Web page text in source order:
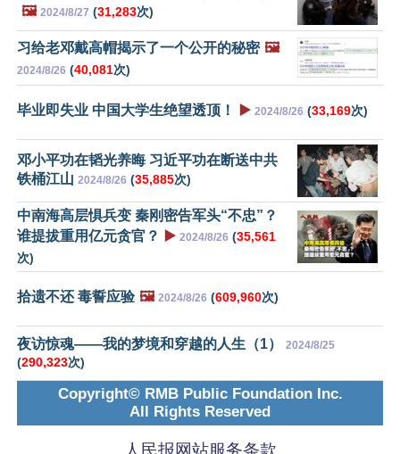
🖼️ 2024/8/27 (31,283次)
习给老邓戴高帽揭示了一个公开的秘密 🖼️
2024/8/26 (40,081次)
毕业即失业 中国大学生绝望透顶！ ▶️ 2024/8/26 (33,169次)
邓小平功在韬光养晦 习近平功在断送中共
铁桶江山 2024/8/26 (35,885次)
中南海高层惧兵变 秦刚密告军头“不忠”？
谁提拔重用亿元贪官？
▶️ 2024/8/26 (35,561
次)
拾遗不还 毒誓应验 🖼️ 2024/8/26 (609,960次)
夜访惊魂——我的梦境和穿越的人生（1） 2024/8/25
(290,323次)
Copyright© RMB Public Foundation Inc.
All Rights Reserved
人民报网站服务条款